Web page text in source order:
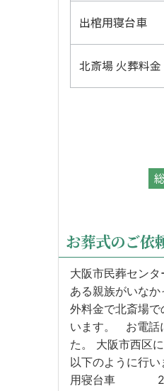
出棺用寝台車
北斎場 火葬料金
お葬式のご依
大阪市民葬セン
ある親族がいな
外料金で北斎場
います。 お電話
た。 大阪市西区
以下のように行
用寝台車